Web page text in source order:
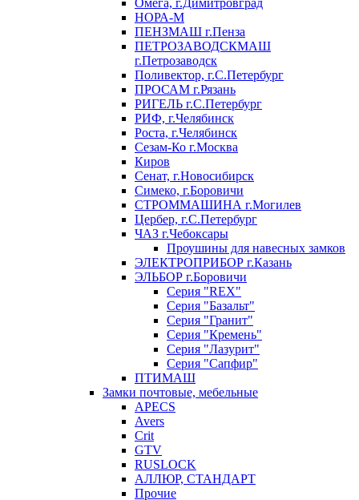
Омега, г.Димитровград
НОРА-М
ПЕНЗМАШ г.Пенза
ПЕТРОЗАВОДСКМАШ
г.Петрозаводск
Поливектор, г.С.Петербург
ПРОСАМ г.Рязань
РИГЕЛЬ г.С.Петербург
РИФ, г.Челябинск
Роста, г.Челябинск
Сезам-Ко г.Москва
Киров
Сенат, г.Новосибирск
Симеко, г.Боровичи
СТРОММАШИНА г.Могилев
Цербер, г.С.Петербург
ЧАЗ г.Чебоксары
Проушины для навесных замков
ЭЛЕКТРОПРИБОР г.Казань
ЭЛЬБОР г.Боровичи
Серия "REX"
Серия "Базальт"
Серия "Гранит"
Серия "Кремень"
Серия "Лазурит"
Серия "Сапфир"
ПТИМАШ
Замки почтовые, мебельные
APECS
Avers
Crit
GTV
RUSLOCK
АЛЛЮР, СТАНДАРТ
Прочие